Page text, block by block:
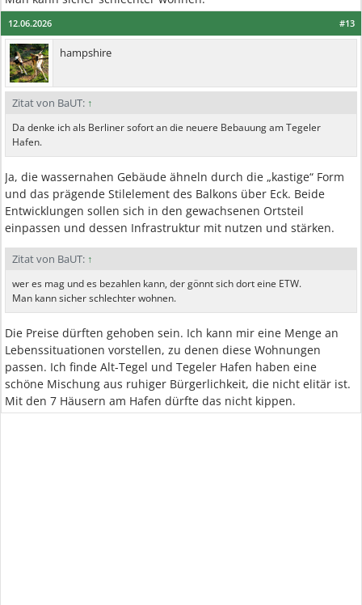
#13
12.06.2026
hampshire
Zitat von BaUT: ↑
Da denke ich als Berliner sofort an die neuere Bebauung am Tegeler
Hafen.
Ja, die wassernahen Gebäude ähneln durch die „kastige“ Form
und das prägende Stilelement des Balkons über Eck. Beide
Entwicklungen sollen sich in den gewachsenen Ortsteil
einpassen und dessen Infrastruktur mit nutzen und stärken.
Zitat von BaUT: ↑
wer es mag und es bezahlen kann, der gönnt sich dort eine ETW.
Man kann sicher schlechter wohnen.
Die Preise dürften gehoben sein. Ich kann mir eine Menge an
Lebenssituationen vorstellen, zu denen diese Wohnungen
passen. Ich finde Alt-Tegel und Tegeler Hafen haben eine
schöne Mischung aus ruhiger Bürgerlichkeit, die nicht elitär ist.
Mit den 7 Häusern am Hafen dürfte das nicht kippen.